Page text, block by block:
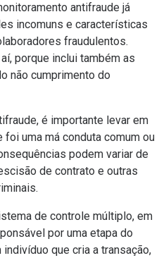
antifraude já
incomuns e características
fraudulentos.
porque inclui também as
não cumprimento do
é importante levar em
uma má conduta comum ou
podem variar de
de contrato e outras
de controle múltiplo, em
por uma etapa do
que cria a transação,